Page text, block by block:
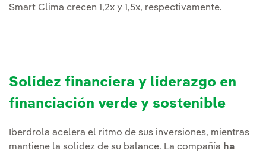
Smart Clima crecen 1,2x y 1,5x, respectivamente.
Solidez financiera y liderazgo en
financiación verde y sostenible
Iberdrola acelera el ritmo de sus inversiones, mientras
mantiene la solidez de su balance. La compañía ha